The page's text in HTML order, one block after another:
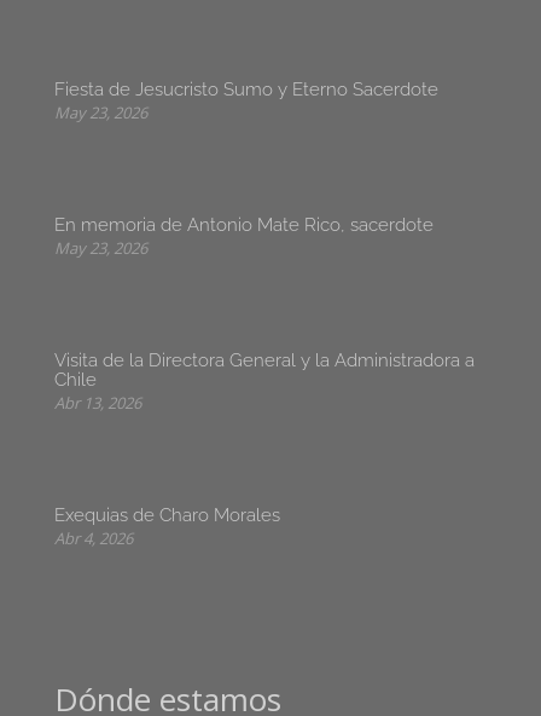
Fiesta de Jesucristo Sumo y Eterno Sacerdote
May 23, 2026
En memoria de Antonio Mate Rico, sacerdote
May 23, 2026
Visita de la Directora General y la Administradora a
Chile
Abr 13, 2026
Exequias de Charo Morales
Abr 4, 2026
Dónde estamos